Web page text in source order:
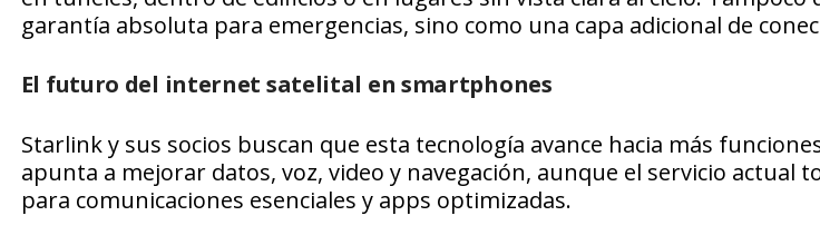
garantía absoluta para emergencias, sino como una capa adicional de
El futuro del internet satelital en smartphones
Starlink y sus socios buscan que esta tecnología avance hacia más
apunta a mejorar datos, voz, video y navegación, aunque el servicio actual
para comunicaciones esenciales y apps optimizadas.